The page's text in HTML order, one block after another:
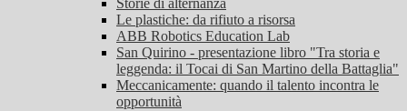
Storie di alternanza
Le plastiche: da rifiuto a risorsa
ABB Robotics Education Lab
San Quirino - presentazione libro "Tra storia e
leggenda: il Tocai di San Martino della Battaglia"
Meccanicamente: quando il talento incontra le
opportunità